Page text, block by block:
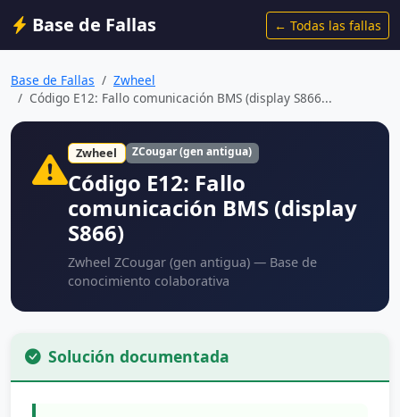
Base de Fallas ← Todas las fallas
Base de Fallas
Zwheel
Código E12: Fallo comunicación BMS (display S866...
Zwheel ZCougar (gen antigua)
Código E12: Fallo
comunicación BMS (display
S866)
Zwheel ZCougar (gen antigua) — Base de
conocimiento colaborativa
Solución documentada